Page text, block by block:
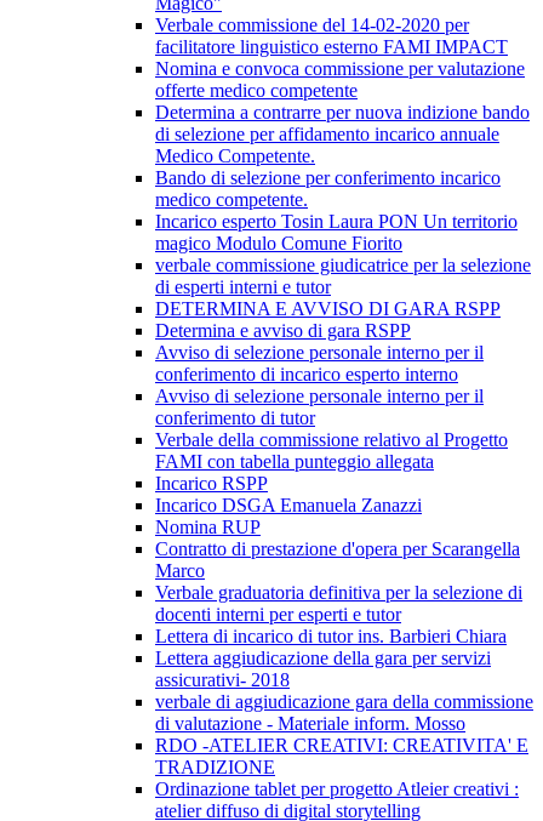
Verbale commissione del 14-02-2020 per
facilitatore linguistico esterno FAMI IMPACT
Nomina e convoca commissione per valutazione
offerte medico competente
Determina a contrarre per nuova indizione bando
di selezione per affidamento incarico annuale
Medico Competente.
Bando di selezione per conferimento incarico
medico competente.
Incarico esperto Tosin Laura PON Un territorio
magico Modulo Comune Fiorito
verbale commissione giudicatrice per la selezione
di esperti interni e tutor
DETERMINA E AVVISO DI GARA RSPP
Determina e avviso di gara RSPP
Avviso di selezione personale interno per il
conferimento di incarico esperto interno
Avviso di selezione personale interno per il
conferimento di tutor
Verbale della commissione relativo al Progetto
FAMI con tabella punteggio allegata
Incarico RSPP
Incarico DSGA Emanuela Zanazzi
Nomina RUP
Contratto di prestazione d'opera per Scarangella
Marco
Verbale graduatoria definitiva per la selezione di
docenti interni per esperti e tutor
Lettera di incarico di tutor ins. Barbieri Chiara
Lettera aggiudicazione della gara per servizi
assicurativi- 2018
verbale di aggiudicazione gara della commissione
di valutazione - Materiale inform. Mosso
RDO -ATELIER CREATIVI: CREATIVITA' E
TRADIZIONE
Ordinazione tablet per progetto Atleier creativi :
atelier diffuso di digital storytelling